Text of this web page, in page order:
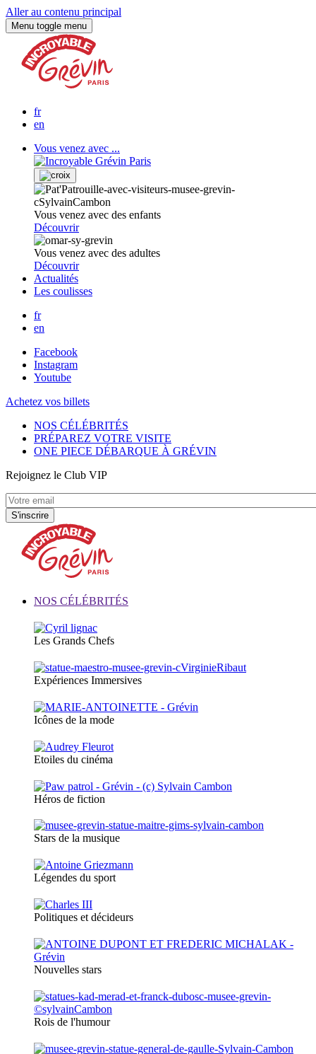
Aller au contenu principal
Menu toggle menu
fr
en
Vous venez avec ...
Vous venez avec des enfants
Découvrir
Vous venez avec des adultes
Découvrir
Actualités
Les coulisses
fr
en
Facebook
Instagram
Youtube
Achetez vos billets
NOS CÉLÉBRITÉS
PRÉPAREZ VOTRE VISITE
ONE PIECE DÉBARQUE À GRÉVIN
Rejoignez le Club VIP
NOS CÉLÉBRITÉS
Les Grands Chefs
Expériences Immersives
Icônes de la mode
Etoiles du cinéma
Héros de fiction
Stars de la musique
Légendes du sport
Politiques et décideurs
Nouvelles stars
Rois de l'humour